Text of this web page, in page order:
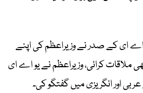
اے ای کے صدر نے وزیراعظم کی اپنے
ملاقات کرائی، وزیراعظم نے یو اے ای
اور انگریزی میں گفتگو کی۔